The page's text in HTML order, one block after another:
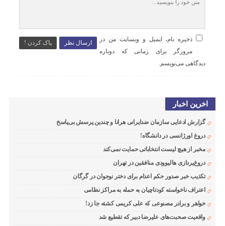
ارسال نظر پاک کردن !
ذخیره نام، ایمیل و وبسایت من در
مرورگر برای زمانی که دوباره
دیدگاهی می‌نویسم.
اخرین اخبار
گزارش ادعایی سازمان ضدایرانی هرانا و چندین پرسش بی‌پاسخ
دروغ اورژانسی در دانشگاه!
مخبر از هیچ لیست انتخاباتی حمایت نمی‌کند
دروغ‌پردازی هالیوودی منافقین در تهران
تکذیب خبر صدور حکم اعدام برای دختر نوجوان در گرگان
اعتراف ناخواسته کودتاچیان به حمله به مراکز نظامی
خواهر و برادر مصنوعی که علی کریمی کشته جا زد!
واقعیت صحبت‌های علیرضا دبیر که تقطیع شد